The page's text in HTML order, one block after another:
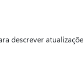
descrever